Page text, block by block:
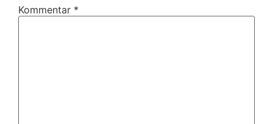
Kommentar *